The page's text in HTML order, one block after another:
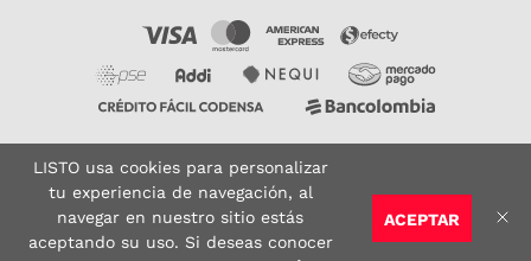
Copyright © 2023 TODACO S.A.S. Listo Mundo Cerámico. All Rights Reserved. Powered
by
Sitio seguro: Vigilado por: Certificado:
ACEPTAR
LISTO usa cookies para personalizar
tu experiencia de navegación, al
navegar en nuestro sitio estás
aceptando su uso. Si deseas conocer